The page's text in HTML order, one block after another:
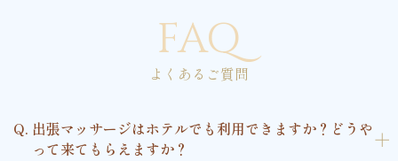
FAQ
よくあるご質問
Q. 出張マッサージはホテルでも利用できますか？どうや
って来てもらえますか？
＋